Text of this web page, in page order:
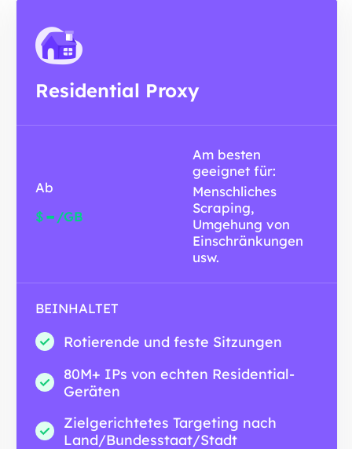
Residential Proxy
Ab
$- /GB
Am besten
geeignet für:
Menschliches
Scraping,
Umgehung von
Einschränkungen
usw.
BEINHALTET
Rotierende und feste Sitzungen
80M+ IPs von echten Residential-
Geräten
Zielgerichtetes Targeting nach
Land/Bundesstaat/Stadt